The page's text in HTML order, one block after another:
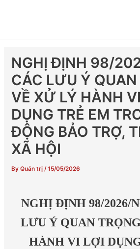
NGHỊ ĐỊNH 98/
CÁC LƯU Ý QUAN
VỀ XỬ LÝ HÀNH
DỤNG TRẺ EM
ĐỘNG BẢO TRỢ,
XÃ HỘI
By Quản trị /15/05/2026
NGHỊ ĐỊNH 98/2026/
LƯU Ý QUAN
HÀNH VI LỢI